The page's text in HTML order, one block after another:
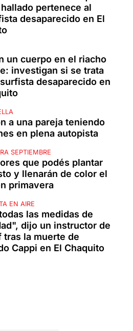
pertenece al
desaparecido en El
un cuerpo en el riacho
investigan si se trata
desaparecido en
a una pareja teniendo
en plena autopista
SEPTIEMBRE
que podés plantar
y llenarán de color el
primavera
EN AIRE
las medidas de
dijo un instructor de
tras la muerte de
Cappi en El Chaquito